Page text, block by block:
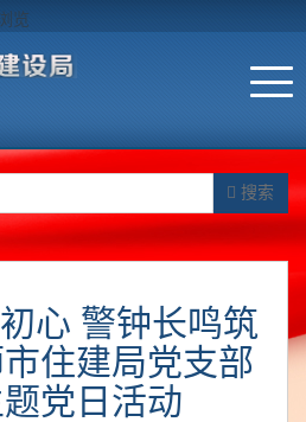
览
搜索
心 警钟长鸣筑
住建局党支部
党日活动